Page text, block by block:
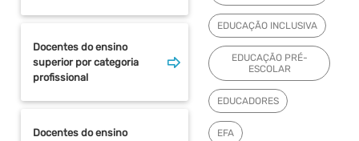
Docentes do ensino
superior por categoria
profissional
Docentes do ensino
EDUCAÇÃO INCLUSIVA
EDUCAÇÃO PRÉ-
ESCOLAR
EDUCADORES
EFA